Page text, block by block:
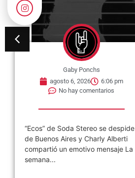
Gaby Ponchs
agosto 6, 2026
6:06 pm
No hay comentarios
“Ecos” de Soda Stereo se despide
de Buenos Aires y Charly Alberti
compartió un emotivo mensaje La
semana...